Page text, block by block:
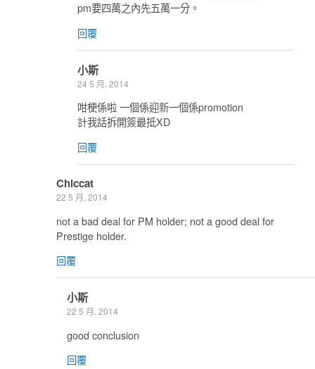
pm要四萬之內先五萬一分。
回覆
小斯
24 5 月, 2014
咁梗係啦 一個係迎新一個係promotion
計我話拆開簽最抵XD
回覆
Chiccat
22 5 月, 2014
not a bad deal for PM holder; not a good deal for
Prestige holder.
回覆
小斯
22 5 月, 2014
good conclusion
回覆